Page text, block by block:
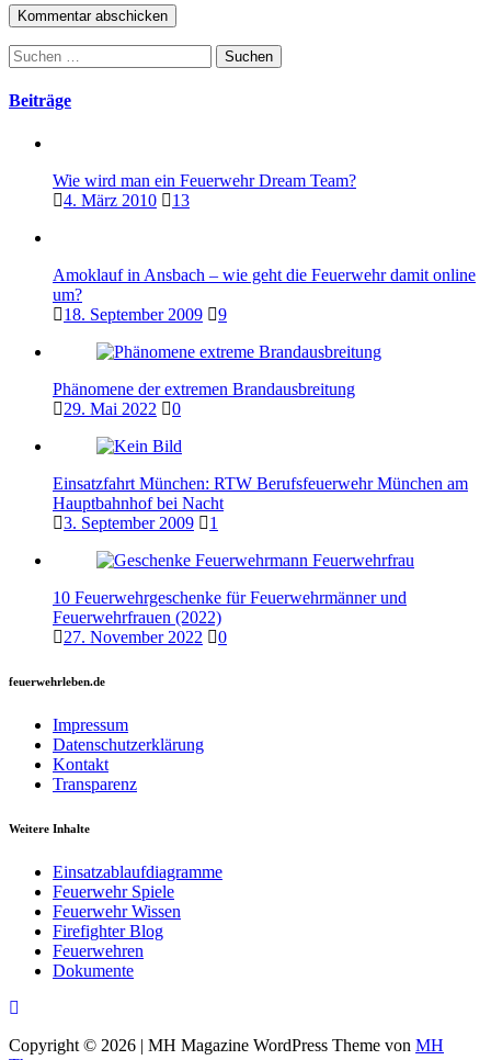
Suchen
nach:
Beiträge
Wie wird man ein Feuerwehr Dream Team?
4. März 2010
13
Amoklauf in Ansbach – wie geht die Feuerwehr damit online
um?
18. September 2009
9
Phänomene der extremen Brandausbreitung
29. Mai 2022
0
Einsatzfahrt München: RTW Berufsfeuerwehr München am
Hauptbahnhof bei Nacht
3. September 2009
1
10 Feuerwehrgeschenke für Feuerwehrmänner und
Feuerwehrfrauen (2022)
27. November 2022
0
feuerwehrleben.de
Impressum
Datenschutzerklärung
Kontakt
Transparenz
Weitere Inhalte
Einsatzablaufdiagramme
Feuerwehr Spiele
Feuerwehr Wissen
Firefighter Blog
Feuerwehren
Dokumente
Copyright © 2026 | MH Magazine WordPress Theme von MH